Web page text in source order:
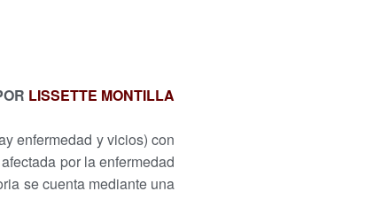
LISSETTE MONTILLA
enfermedad y vicios) con
por la enfermedad
se cuenta mediante una